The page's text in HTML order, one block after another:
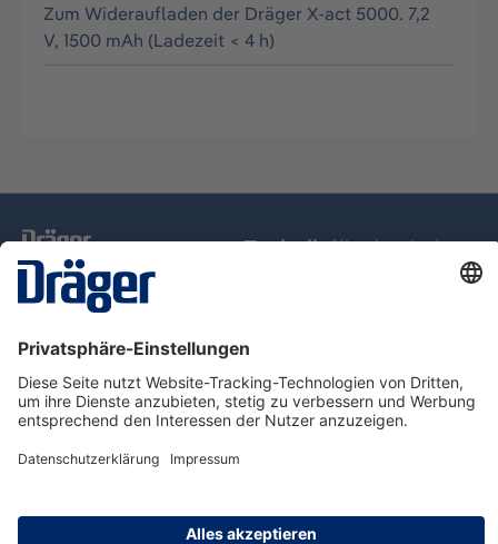
Zum Wideraufladen der Dräger X-act 5000. 7,2
V, 1500 mAh (Ladezeit < 4 h)
Technikfür das Leben
Service-Hotline
Über Dräger
Informationen